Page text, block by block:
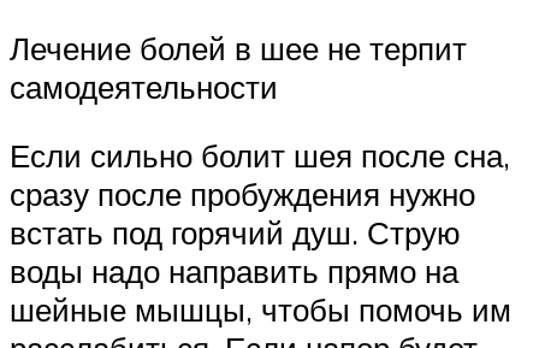
Лечение болей в шее не терпит
самодеятельности
Если сильно болит шея после сна,
сразу после пробуждения нужно
встать под горячий душ. Струю
воды надо направить прямо на
шейные мышцы, чтобы помочь им